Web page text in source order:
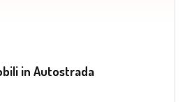
in Autostrada